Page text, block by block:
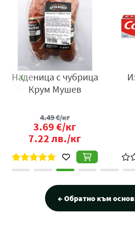
Наденица с чубрица
Крум Мушев
4.49€/кг
3.69€/кг
7.22лв./кг
← Обратно към